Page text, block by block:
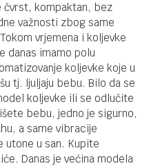
čvrst, kompaktan, bez
važnosti zbog same
vrjemena i koljevke
danas imamo polu
koljevke koje u
tj. ljuljaju bebu. Bilo da se
koljevke ili se odlučite
bebu, jedno je sigurno,
a same vibracije
utone u san. Kupite
Danas je većina modela